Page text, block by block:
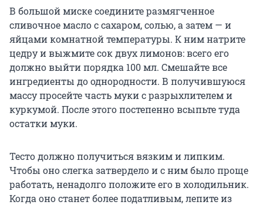
В большой миске соедините размягченное
сливочное масло с сахаром, солью, а затем — и
яйцами комнатной температуры. К ним натрите
цедру и выжмите сок двух лимонов: всего его
должно выйти порядка 100 мл. Смешайте все
ингредиенты до однородности. В получившуюся
массу просейте часть муки с разрыхлителем и
куркумой. После этого постепенно всыпьте туда
остатки муки.
Тесто должно получиться вязким и липким.
Чтобы оно слегка затвердело и с ним было проще
работать, ненадолго положите его в холодильник.
Когда оно станет более податливым, лепите из